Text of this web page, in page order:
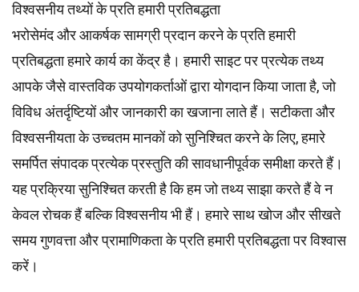
विश्वसनीय तथ्यों के प्रति हमारी प्रतिबद्धता
भरोसेमंद और आकर्षक सामग्री प्रदान करने के प्रति हमारी
प्रतिबद्धता हमारे कार्य का केंद्र है। हमारी साइट पर प्रत्येक तथ्य
आपके जैसे वास्तविक उपयोगकर्ताओं द्वारा योगदान किया जाता है, जो
विविध अंतर्दृष्टियों और जानकारी का खजाना लाते हैं। सटीकता और
विश्वसनीयता के उच्चतममानकोंको सुनिश्चित करने के लिए, हमारे
समर्पितसंपादकप्रत्येक प्रस्तुति की सावधानीपूर्वक समीक्षा करते हैं।
यह प्रक्रिया सुनिश्चित करती है कि हम जो तथ्य साझा करते हैं वे न
केवल रोचक हैं बल्कि विश्वसनीय भी हैं। हमारे साथ खोज और सीखते
समय गुणवत्ता और प्रामाणिकता के प्रति हमारी प्रतिबद्धता पर विश्वास
करें।